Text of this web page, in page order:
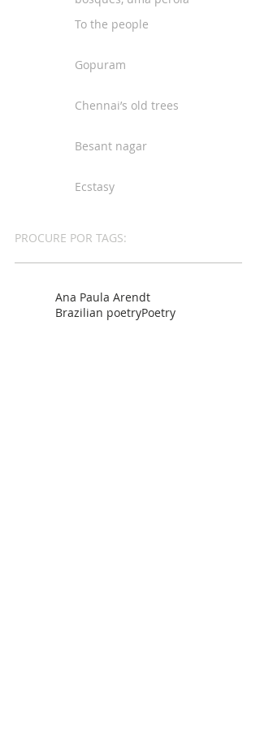
To the people
Gopuram
Chennai’s old trees
Besant nagar
Ecstasy
PROCURE POR TAGS:
Ana Paula Arendt
Brazilian poetryPoetry